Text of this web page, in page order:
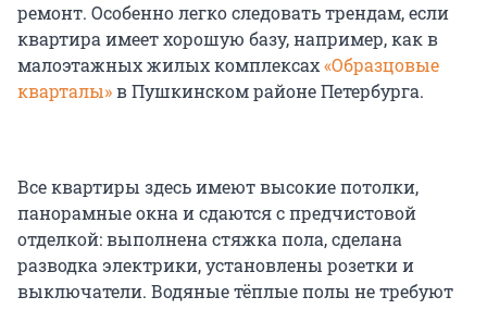
ремонт. Особенно легко следовать трендам, если
квартира имеет хорошую базу, например, как в
малоэтажных жилых комплексах«Образцовые
кварталы»в Пушкинском районе Петербурга.
Все квартиры здесь имеют высокие потолки,
панорамные окна и сдаются с предчистовой
отделкой: выполнена стяжка пола, сделана
разводка электрики, установлены розетки и
выключатели. Водяные тёплые полы не требуют